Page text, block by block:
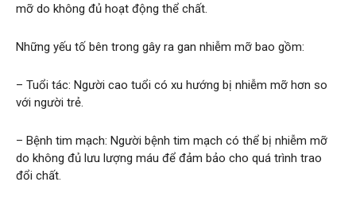
mỡ do không đủ hoạt động thể chất.
Những yếu tố bên trong gây ra gan nhiễm mỡ bao gồm:
– Tuổi tác: Người cao tuổi có xu hướng bị nhiễm mỡ hơn so
với người trẻ.
– Bệnh tim mạch: Người bệnh tim mạch có thể bị nhiễm mỡ
do không đủ lưu lượng máu để đảm bảo cho quá trình trao
đổi chất.